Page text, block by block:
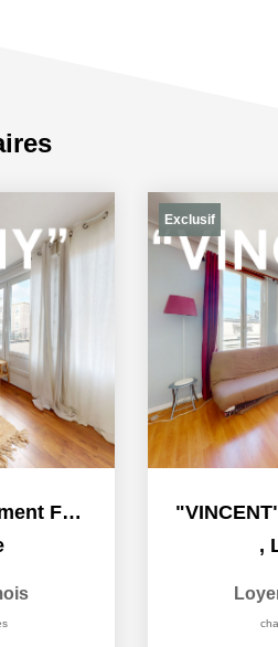
"SUNNY" Appartement F2 à louer en exclusivité à Le Havre...
Exclusif
,